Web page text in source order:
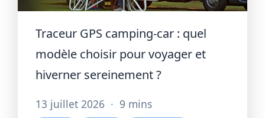
Traceur GPS camping-car : quel
modèle choisir pour voyager et
hiverner sereinement ?
13 juillet 2026 · 9 mins